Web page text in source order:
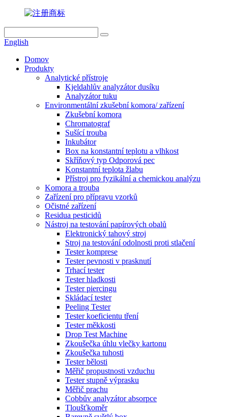
English
Domov
Produkty
Analytické přístroje
Kjeldahlův analyzátor dusíku
Analyzátor tuku
Environmentální zkušební komora/ zařízení
Zkušební komora
Chromatograf
Sušící trouba
Inkubátor
Box na konstantní teplotu a vlhkost
Skříňový typ Odporová pec
Konstantní teplota žlabu
Přístroj pro fyzikální a chemickou analýzu
Komora a trouba
Zařízení pro přípravu vzorků
Očistné zařízení
Residua pesticidů
Nástroj na testování papírových obalů
Elektronický tahový stroj
Stroj na testování odolnosti proti stlačení
Tester komprese
Tester pevnosti v prasknutí
Trhací tester
Tester hladkosti
Tester piercingu
Skládací tester
Peeling Tester
Tester koeficientu tření
Tester měkkosti
Drop Test Machine
Zkoušečka úhlu vlečky kartonu
Zkoušečka tuhosti
Tester bělosti
Měřič propustnosti vzduchu
Tester stupně výprasku
Měřič prachu
Cobbův analyzátor absorpce
Tloušťkoměr